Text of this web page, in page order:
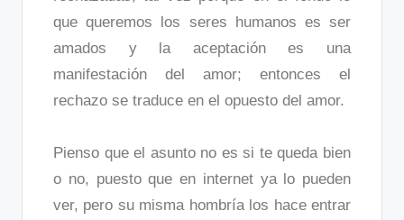
que queremos los seres humanos es ser
amados y la aceptación es una
manifestación del amor; entonces el
rechazo se traduce en el opuesto del amor.
Pienso que el asunto no es si te queda bien
o no, puesto que en internet ya lo pueden
ver, pero su misma hombría los hace entrar